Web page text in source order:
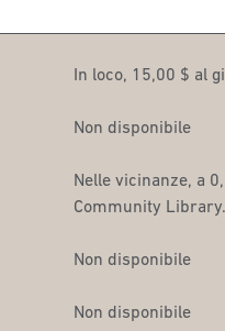
In loco, 15,00 $ al
Non disponibile
Nelle vicinanze, a
Community Library.
Non disponibile
Non disponibile